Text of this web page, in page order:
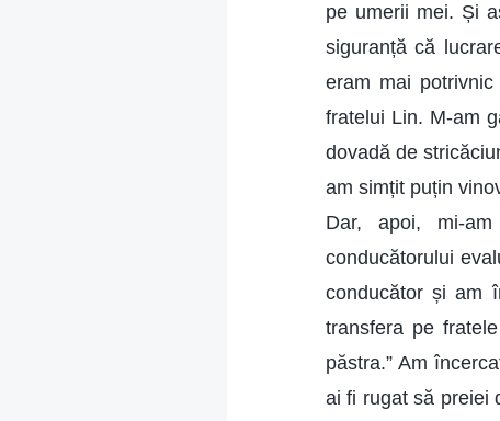
pe umerii mei. Și
siguranță că
eram mai
fratelui Lin. M-am
dovadă de
am simțit puțin
Dar, apoi, mi-
conducătorului
conducător și am
transfera pe
păstra.” Am
ai fi rugat să preiei